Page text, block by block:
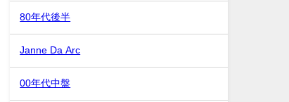
80年代後半
Janne Da Arc
00年代中盤